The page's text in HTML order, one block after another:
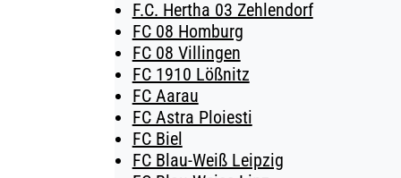
F.C. Hertha 03 Zehlendorf
FC 08 Homburg
FC 08 Villingen
FC 1910 Lößnitz
FC Aarau
FC Astra Ploiesti
FC Biel
FC Blau-Weiß Leipzig